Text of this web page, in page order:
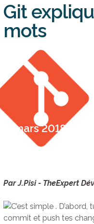
Git
mots
13 mars 2018
Par J.Pisi - TheExpert